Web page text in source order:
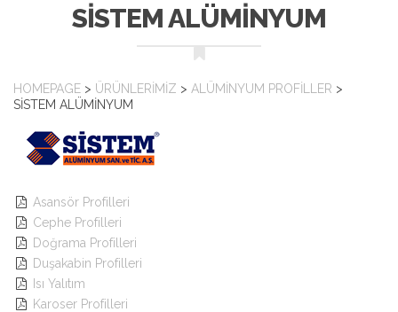
SISTEM ALÜMINYUM
HOMEPAGE > ÜRÜNLERIMIZ > ALÜMINYUM PROFILLER >
SISTEM ALÜMINYUM
 Asansör Profilleri
 Cephe Profilleri
 Doğrama Profilleri
 Duşakabin Profilleri
 Isı Yalıtım
 Karoser Profilleri